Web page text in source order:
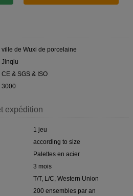
ville de Wuxi de porcelaine
Jinqiu
CE & SGS & ISO
3000
expédition
1 jeu
according to size
Palettes en acier
3 mois
T/T, L/C, Western Union
200 ensembles par an